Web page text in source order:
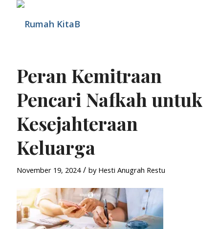
Peran Kemitraan
Pencari Nafkah untuk
Kesejahteraan
Keluarga
November 19, 2024 / by Hesti Anugrah Restu